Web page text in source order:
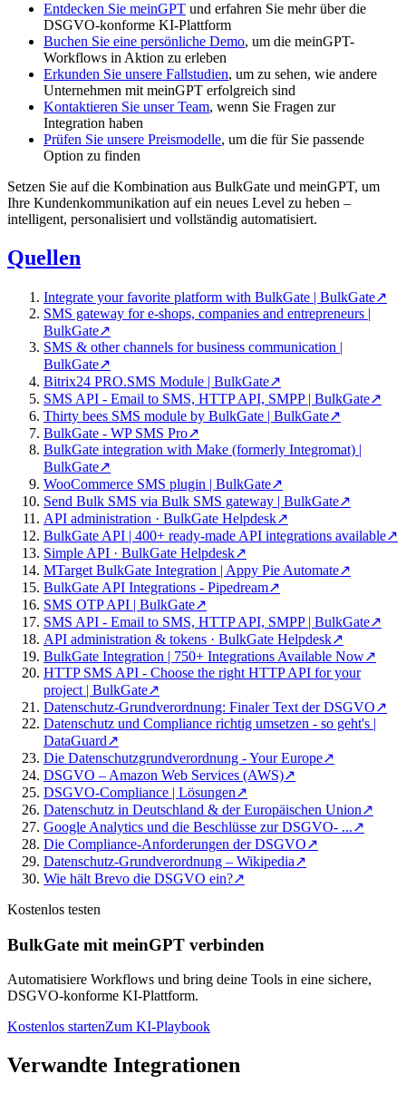
Entdecken Sie meinGPT und erfahren Sie mehr über die
DSGVO-konforme KI-Plattform
Buchen Sie eine persönliche Demo, um die meinGPT-
Workflows in Aktion zu erleben
Erkunden Sie unsere Fallstudien, um zu sehen, wie andere
Unternehmen mit meinGPT erfolgreich sind
Kontaktieren Sie unser Team, wenn Sie Fragen zur
Integration haben
Prüfen Sie unsere Preismodelle, um die für Sie passende
Option zu finden
Setzen Sie auf die Kombination aus BulkGate und meinGPT, um
Ihre Kundenkommunikation auf ein neues Level zu heben –
intelligent, personalisiert und vollständig automatisiert.
Quellen
Integrate your favorite platform with BulkGate | BulkGate↗
SMS gateway for e-shops, companies and entrepreneurs |
BulkGate↗
SMS & other channels for business communication |
BulkGate↗
Bitrix24 PRO.SMS Module | BulkGate↗
SMS API - Email to SMS, HTTP API, SMPP | BulkGate↗
Thirty bees SMS module by BulkGate | BulkGate↗
BulkGate - WP SMS Pro↗
BulkGate integration with Make (formerly Integromat) |
BulkGate↗
WooCommerce SMS plugin | BulkGate↗
Send Bulk SMS via Bulk SMS gateway | BulkGate↗
API administration · BulkGate Helpdesk↗
BulkGate API | 400+ ready-made API integrations available↗
Simple API · BulkGate Helpdesk↗
MTarget BulkGate Integration | Appy Pie Automate↗
BulkGate API Integrations - Pipedream↗
SMS OTP API | BulkGate↗
SMS API - Email to SMS, HTTP API, SMPP | BulkGate↗
API administration & tokens · BulkGate Helpdesk↗
BulkGate Integration | 750+ Integrations Available Now↗
HTTP SMS API - Choose the right HTTP API for your
project | BulkGate↗
Datenschutz-Grundverordnung: Finaler Text der DSGVO↗
Datenschutz und Compliance richtig umsetzen - so geht's |
DataGuard↗
Die Datenschutzgrundverordnung - Your Europe↗
DSGVO – Amazon Web Services (AWS)↗
DSGVO-Compliance | Lösungen↗
Datenschutz in Deutschland & der Europäischen Union↗
Google Analytics und die Beschlüsse zur DSGVO- ...↗
Die Compliance-Anforderungen der DSGVO↗
Datenschutz-Grundverordnung – Wikipedia↗
Wie hält Brevo die DSGVO ein?↗
Kostenlos testen
BulkGate mit meinGPT verbinden
Automatisiere Workflows und bring deine Tools in eine sichere,
DSGVO-konforme KI-Plattform.
Kostenlos startenZum KI-Playbook
Verwandte Integrationen